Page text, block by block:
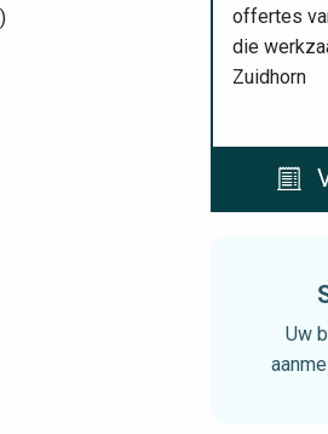
offertes
die
Zuidhorn
Uw